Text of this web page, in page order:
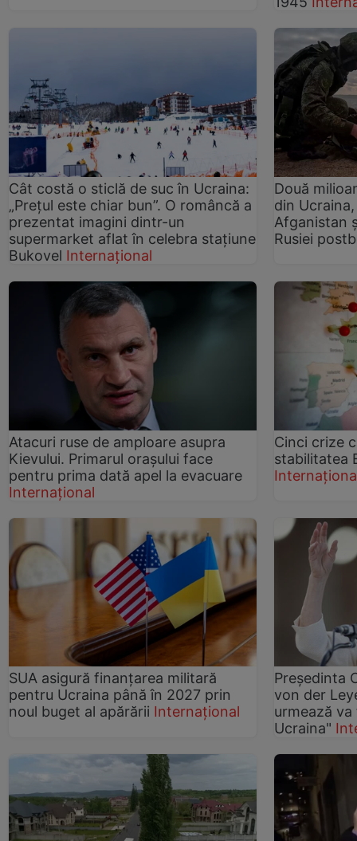
Cât costă o sticlă de suc în Ucraina:
„Prețul este chiar bun”. O româncă a
prezentat imagini dintr-un
supermarket aflat în celebra stațiune
Bukovel Internațional
Două
din
Afganistan
Rusiei
Atacuri ruse de amploare asupra
Kievului. Primarul orașului face
pentru prima dată apel la evacuare
Internațional
Cinci crize
stabilitatea
SUA asigură finanțarea militară
pentru Ucraina până în 2027 prin
noul buget al apărării Internațional
Președinta
von der
urmează
Ucraina"